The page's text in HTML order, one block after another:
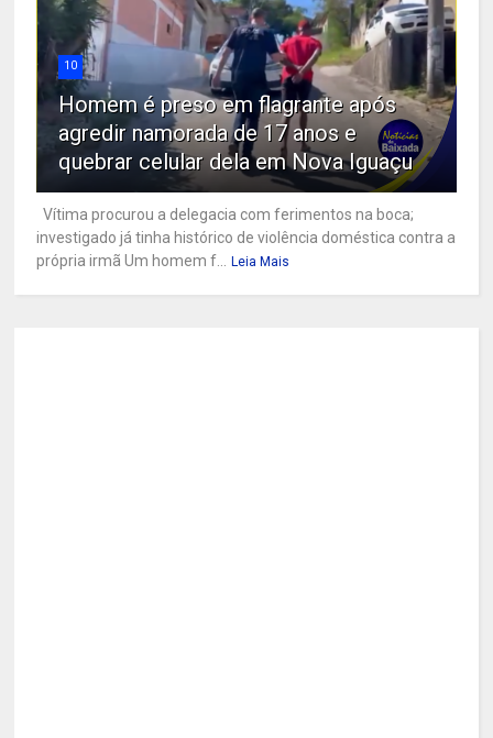
10
Homem é preso em flagrante após
agredir namorada de 17 anos e
quebrar celular dela em Nova Iguaçu
Vítima procurou a delegacia com ferimentos na boca;
investigado já tinha histórico de violência doméstica contra a
própria irmã Um homem f...
Leia Mais